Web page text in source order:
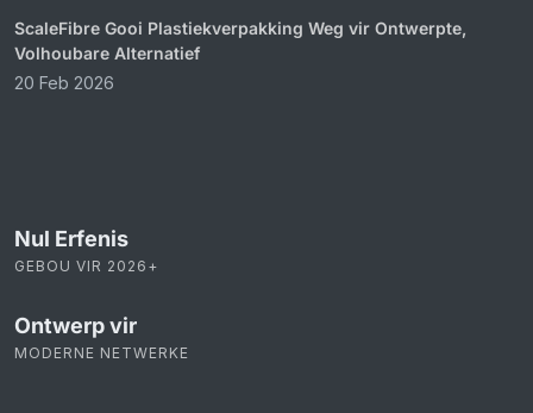
ScaleFibre Gooi Plastiekverpakking Weg vir Ontwerpte,
Volhoubare Alternatief
20 Feb 2026
Nul Erfenis
GEBOU VIR 2026+
Ontwerp vir
MODERNE NETWERKE